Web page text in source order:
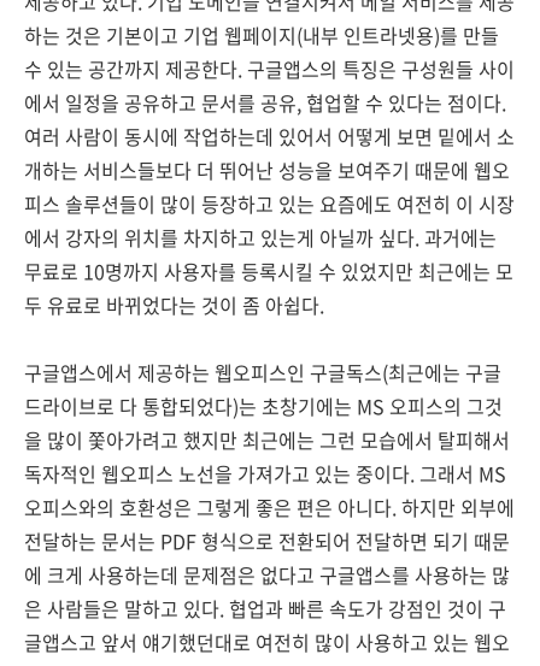
하는 것은 기본이고 기업 웹페이지(내부 인트라넷용)를 만들
수 있는 공간까지 제공한다. 구글앱스의 특징은 구성원들 사이
에서 일정을 공유하고 문서를 공유, 협업할 수 있다는 점이다.
여러 사람이 동시에 작업하는데 있어서 어떻게 보면 밑에서 소
개하는 서비스들보다 더 뛰어난 성능을 보여주기 때문에 웹오
피스 솔루션들이 많이 등장하고 있는 요즘에도 여전히 이 시장
에서 강자의 위치를 차지하고 있는게 아닐까 싶다. 과거에는
무료로 10명까지 사용자를 등록시킬 수 있었지만 최근에는 모
두 유료로 바뀌었다는 것이 좀 아쉽다.
구글앱스에서 제공하는 웹오피스인 구글독스(최근에는 구글
드라이브로 다 통합되었다)는 초창기에는 MS 오피스의 그것
을 많이 쫓아가려고 했지만 최근에는 그런 모습에서 탈피해서
독자적인 웹오피스 노선을 가져가고 있는 중이다. 그래서 MS
오피스와의 호환성은 그렇게 좋은 편은 아니다. 하지만 외부에
전달하는 문서는 PDF 형식으로 전환되어 전달하면 되기 때문
에 크게 사용하는데 문제점은 없다고 구글앱스를 사용하는 많
은 사람들은 말하고 있다. 협업과 빠른 속도가 강점인 것이 구
글앱스고 앞서 얘기했던대로 여전히 많이 사용하고 있는 웹오